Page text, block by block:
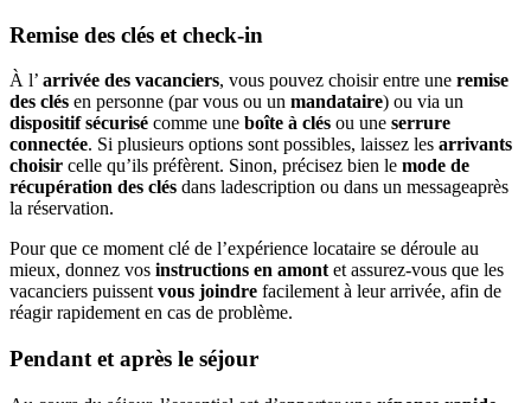
Remise des clés et check-in
À l’ arrivée des vacanciers, vous pouvez choisir entre une remise
des clés en personne (par vous ou un mandataire) ou via un
dispositif sécurisé comme une boîte à clés ou une serrure
connectée. Si plusieurs options sont possibles, laissez les arrivants
choisir celle qu’ils préfèrent. Sinon, précisez bien le mode de
récupération des clés dans ladescription ou dans un messageaprès
la réservation.
Pour que ce moment clé de l’expérience locataire se déroule au
mieux, donnez vos instructions en amontet assurez-vous que les
vacanciers puissentvous joindre facilement à leur arrivée, afin de
réagir rapidement en cas de problème.
Pendant et après le séjour